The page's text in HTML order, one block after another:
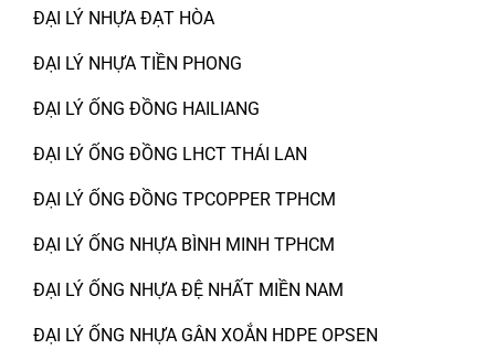
ĐẠI LÝ NHỰA ĐẠT HÒA
ĐẠI LÝ NHỰA TIỀN PHONG
ĐẠI LÝ ỐNG ĐỒNG HAILIANG
ĐẠI LÝ ỐNG ĐỒNG LHCT THÁI LAN
ĐẠI LÝ ỐNG ĐỒNG TPCOPPER TPHCM
ĐẠI LÝ ỐNG NHỰA BÌNH MINH TPHCM
ĐẠI LÝ ỐNG NHỰA ĐỆ NHẤT MIỀN NAM
ĐẠI LÝ ỐNG NHỰA GÂN XOẮN HDPE OPSEN